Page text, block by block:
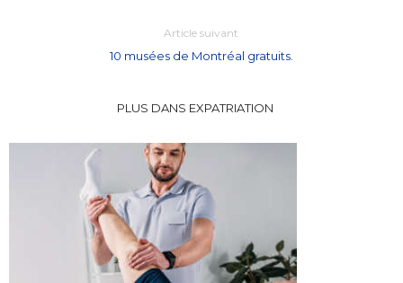
Article suivant
10 musées de Montréal gratuits.
PLUS DANS EXPATRIATION